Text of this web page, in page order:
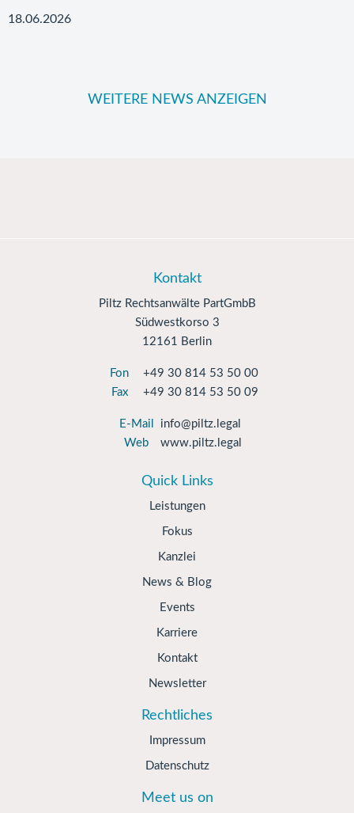
18.06.2026
WEITERE NEWS ANZEIGEN
Kontakt
Piltz Rechtsanwälte PartGmbB
Südwestkorso 3
12161 Berlin
Fon
+49 30 814 53 50 00
Fax
+49 30 814 53 50 09
E-Mail
info@piltz.legal
Web
www.piltz.legal
Quick Links
Leistungen
Fokus
Kanzlei
News & Blog
Events
Karriere
Kontakt
Newsletter
Rechtliches
Impressum
Datenschutz
Meet us on